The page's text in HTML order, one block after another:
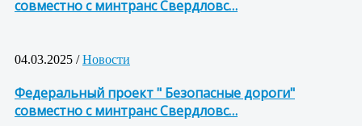
совместно с минтранс Свердловс…
04.03.2025 /Новости
Федеральный проект " Безопасные дороги"
совместно с минтранс Свердловс…